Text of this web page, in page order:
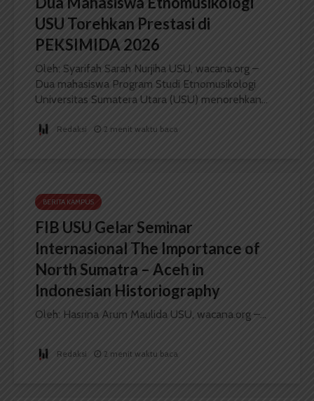
USU Torehkan Prestasi di
PEKSIMIDA 2026
Oleh: Syarifah Sarah Nurjiha USU, wacana.org –
Dua mahasiswa Program Studi Etnomusikologi
Universitas Sumatera Utara (USU) menorehkan...
Redaksi 2 menit waktu baca
BERITA KAMPUS
FIB USU Gelar Seminar
Internasional The Importance of
North Sumatra – Aceh in
Indonesian Historiography
Oleh: Hasrina Arum Maulida USU, wacana.org –...
Redaksi 2 menit waktu baca